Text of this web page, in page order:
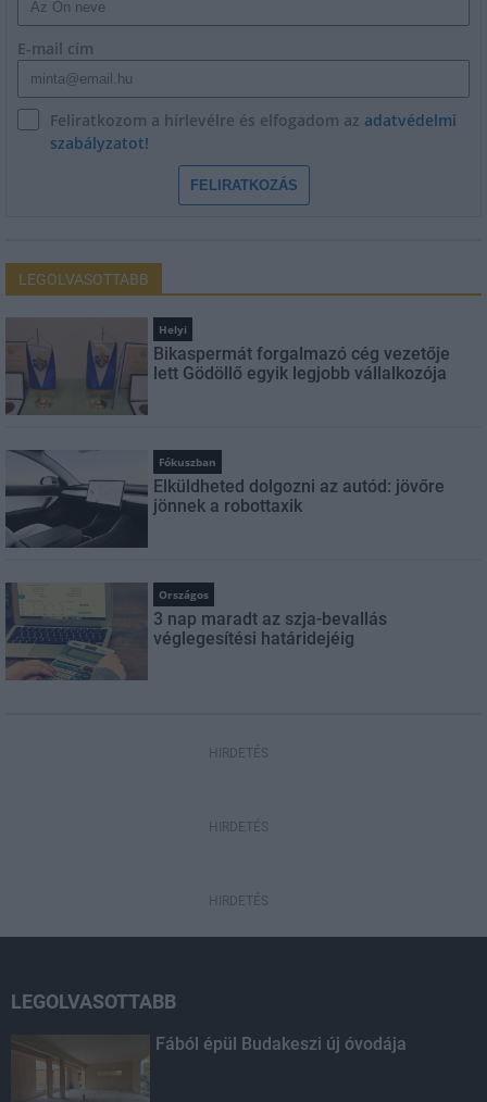
E-mail cím
Feliratkozom a hírlevélre és elfogadom az adatvédelmi
szabályzatot!
FELIRATKOZÁS
LEGOLVASOTTABB
Helyi
Bikaspermát forgalmazó cég vezetője
lett Gödöllő egyik legjobb vállalkozója
Fókuszban
Elküldheted dolgozni az autód: jövőre
jönnek a robottaxik
Országos
3 nap maradt az szja-bevallás
véglegesítési határidejéig
HIRDETÉS
HIRDETÉS
HIRDETÉS
LEGOLVASOTTABB
Fából épül Budakeszi új óvodája